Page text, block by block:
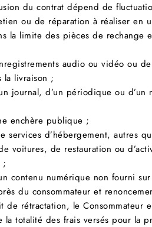
du contrat dépend de
ou de réparation à réaliser
la limite des pièces de rechange
audio ou vidéo ou
la livraison ;
journal, d’un périodique ou
enchère publique ;
services d’hébergement, autres
voitures, de restauration ou
;
contenu numérique non fourni
du consommateur et
de rétractation, le Consommateur
la totalité des frais versés pour la